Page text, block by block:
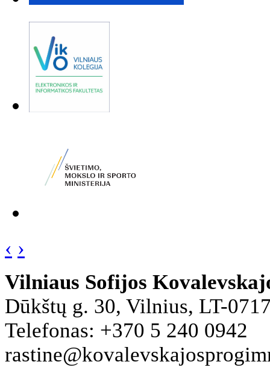
‹ ›
Vilniaus Sofijos
Dūkštų g. 30, Vilnius, LT-
Telefonas: +370 5 240 0942